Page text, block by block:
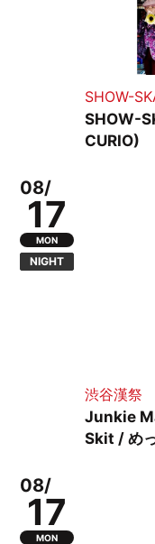
SHOW-
SHOW-
CURIO)
08/
17
MON
NIGHT
渋谷漢祭
Junkie
Skit / め
08/
17
MON